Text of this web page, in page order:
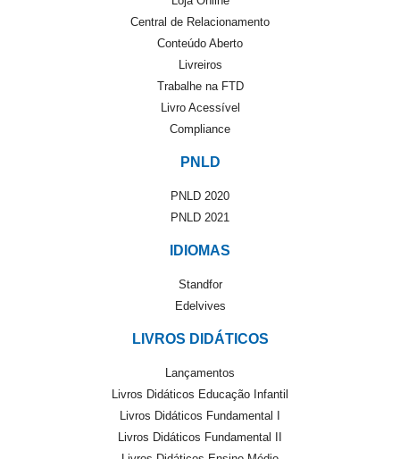
Central de Relacionamento
Conteúdo Aberto
Livreiros
Trabalhe na FTD
Livro Acessível
Compliance
PNLD
PNLD 2020
PNLD 2021
IDIOMAS
Standfor
Edelvives
LIVROS DIDÁTICOS
Lançamentos
Livros Didáticos Educação Infantil
Livros Didáticos Fundamental I
Livros Didáticos Fundamental II